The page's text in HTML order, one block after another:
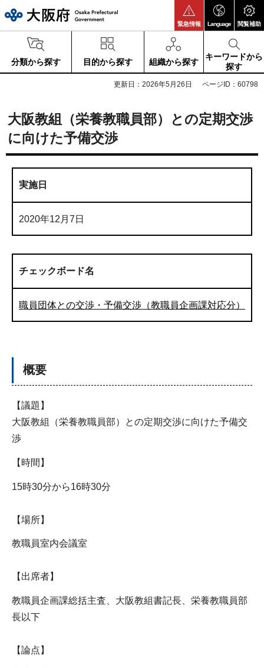
緊急情報 Language 閲覧補助
分類から探す 目的から探す 組織から探す
キーワードから
探す
更新日：2026年5月26日 ページID：60798
大阪教組（栄養教職員部）との定期交渉
に向けた予備交渉
実施日
2020年12月7日
チェックボード名
職員団体との交渉・予備交渉（教職員企画課対応分）
概要
【議題】
大阪教組（栄養教職員部）との定期交渉に向けた予備交
渉
【時間】
15時30分から16時30分
【場所】
教職員室内会議室
【出席者】
教職員企画課総括主査、大阪教組書記長、栄養教職員部
長以下
【論点】